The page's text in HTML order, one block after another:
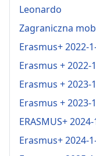
Leonardo
Zagraniczna
Erasmus+ 2022-
Erasmus + 2022-
Erasmus + 2023-
Erasmus + 2023-
ERASMUS+
Erasmus+ 2024-